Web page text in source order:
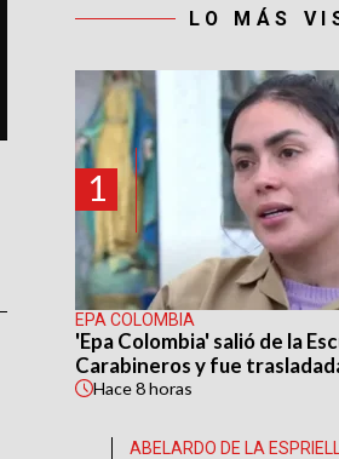
LO MÁS
1
EPA COLOMBIA
'Epa Colombia' salió de la
Carabineros y fue
Hace8 horas
ABELARDO DE LA